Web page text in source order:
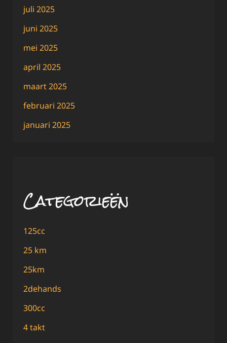
juli 2025
juni 2025
mei 2025
april 2025
maart 2025
februari 2025
januari 2025
Categorieën
125cc
25 km
25km
2dehands
300cc
4 takt